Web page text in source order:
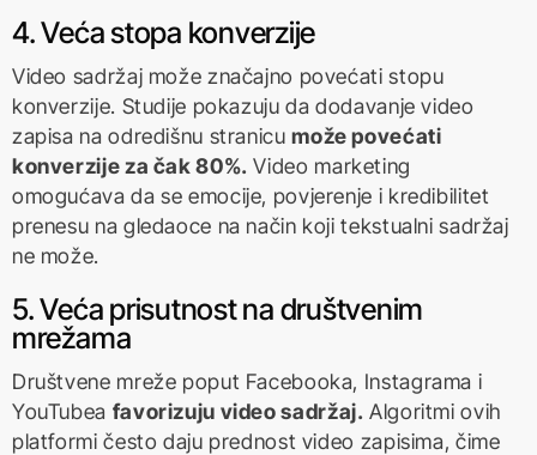
4. Veća stopa konverzije
Video sadržaj može značajno povećati stopu
konverzije. Studije pokazuju da dodavanje video
zapisa na odredišnu stranicumože povećati
konverzije za čak 80%. Video marketing
omogućava da se emocije, povjerenje i kredibilitet
prenesu na gledaoce na način koji tekstualni sadržaj
ne može.
5. Veća prisutnost na društvenim
mrežama
Društvene mreže poput Facebooka, Instagrama i
YouTubea favorizuju video sadržaj. Algoritmi ovih
platformi često daju prednost video zapisima, čime